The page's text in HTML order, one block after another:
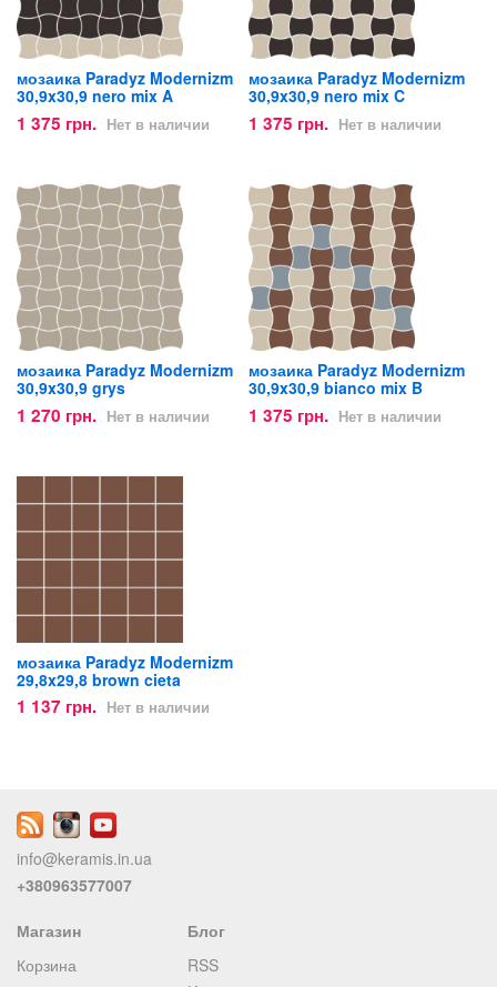
мозаика Paradyz Modernizm
30,9x30,9 nero mix A
1 375 грн. Нет в наличии
мозаика Paradyz Modernizm
30,9x30,9 nero mix C
1 375 грн. Нет в наличии
мозаика Paradyz Modernizm
30,9x30,9 grys
1 270 грн. Нет в наличии
мозаика Paradyz Modernizm
30,9x30,9 bianco mix B
1 375 грн. Нет в наличии
мозаика Paradyz Modernizm
29,8x29,8 brown cieta
1 137 грн. Нет в наличии
info@keramis.in.ua
+380963577007
Магазин
Корзина
Блог
RSS